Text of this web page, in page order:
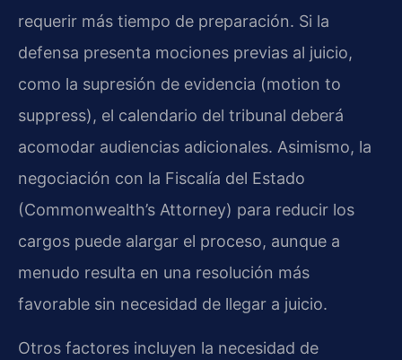
requerir más tiempo de preparación. Si la
defensa presenta mociones previas al juicio,
como la supresión de evidencia (motion to
suppress), el calendario del tribunal deberá
acomodar audiencias adicionales. Asimismo, la
negociación con la Fiscalía del Estado
(Commonwealth’s Attorney) para reducir los
cargos puede alargar el proceso, aunque a
menudo resulta en una resolución más
favorable sin necesidad de llegar a juicio.
Otros factores incluyen la necesidad de